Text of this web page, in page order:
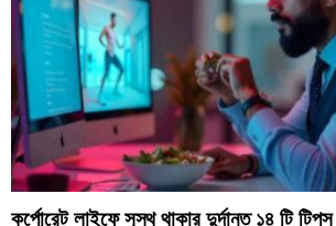
কর্পোরেট লাইফে সুস্থ থাকার দুর্দান্ত ১৪ টি টিপস